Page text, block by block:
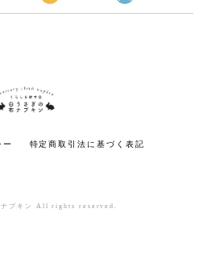
特定商取引法に基づく表記
ナプキン All rights reserved.